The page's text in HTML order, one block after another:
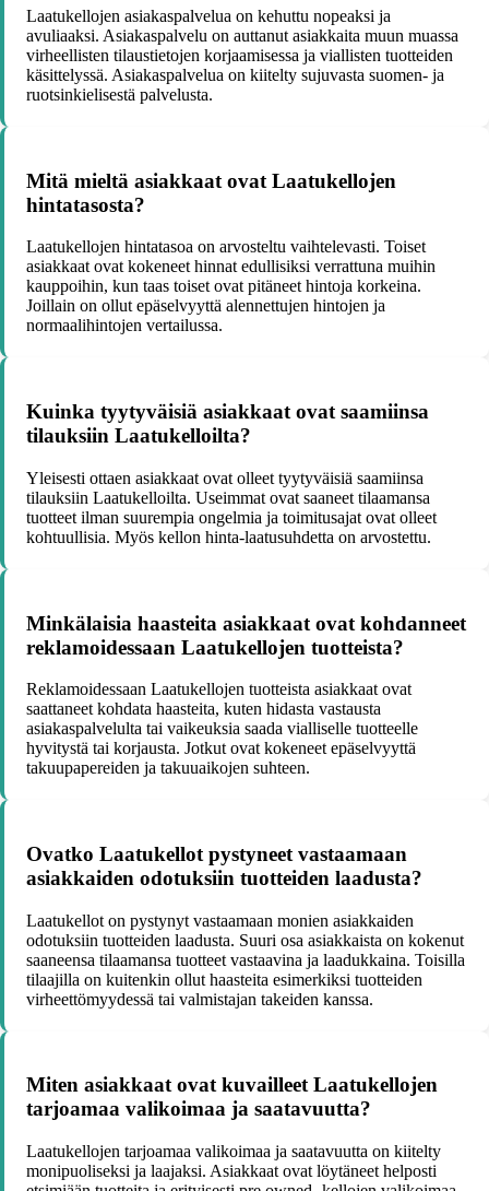
Laatukellojen asiakaspalvelua on kehuttu nopeaksi ja
avuliaaksi. Asiakaspalvelu on auttanut asiakkaita muun muassa
virheellisten tilaustietojen korjaamisessa ja viallisten tuotteiden
käsittelyssä. Asiakaspalvelua on kiitelty sujuvasta suomen- ja
ruotsinkielisestä palvelusta.
Mitä mieltä asiakkaat ovat Laatukellojen
hintatasosta?
Laatukellojen hintatasoa on arvosteltu vaihtelevasti. Toiset
asiakkaat ovat kokeneet hinnat edullisiksi verrattuna muihin
kauppoihin, kun taas toiset ovat pitäneet hintoja korkeina.
Joillain on ollut epäselvyyttä alennettujen hintojen ja
normaalihintojen vertailussa.
Kuinka tyytyväisiä asiakkaat ovat saamiinsa
tilauksiin Laatukelloilta?
Yleisesti ottaen asiakkaat ovat olleet tyytyväisiä saamiinsa
tilauksiin Laatukelloilta. Useimmat ovat saaneet tilaamansa
tuotteet ilman suurempia ongelmia ja toimitusajat ovat olleet
kohtuullisia. Myös kellon hinta-laatusuhdetta on arvostettu.
Minkälaisia haasteita asiakkaat ovat kohdanneet
reklamoidessaan Laatukellojen tuotteista?
Reklamoidessaan Laatukellojen tuotteista asiakkaat ovat
saattaneet kohdata haasteita, kuten hidasta vastausta
asiakaspalvelulta tai vaikeuksia saada vialliselle tuotteelle
hyvitystä tai korjausta. Jotkut ovat kokeneet epäselvyyttä
takuupapereiden ja takuuaikojen suhteen.
Ovatko Laatukellot pystyneet vastaamaan
asiakkaiden odotuksiin tuotteiden laadusta?
Laatukellot on pystynyt vastaamaan monien asiakkaiden
odotuksiin tuotteiden laadusta. Suuri osa asiakkaista on kokenut
saaneensa tilaamansa tuotteet vastaavina ja laadukkaina. Toisilla
tilaajilla on kuitenkin ollut haasteita esimerkiksi tuotteiden
virheettömyydessä tai valmistajan takeiden kanssa.
Miten asiakkaat ovat kuvailleet Laatukellojen
tarjoamaa valikoimaa ja saatavuutta?
Laatukellojen tarjoamaa valikoimaa ja saatavuutta on kiitelty
monipuoliseksi ja laajaksi. Asiakkaat ovat löytäneet helposti